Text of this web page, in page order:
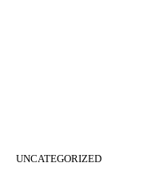
UNCATEGORIZED